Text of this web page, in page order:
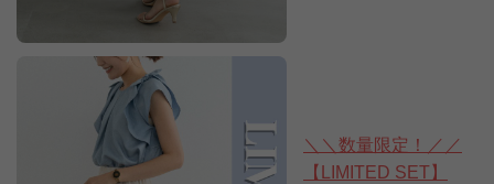
＼＼数量限定！／／
【LIMITED SET】